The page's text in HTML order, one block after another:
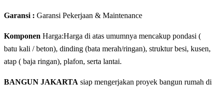
Garansi : Garansi Pekerjaan & Maintenance
Komponen Harga:Harga di atas umumnya mencakup pondasi (
batu kali / beton), dinding (bata merah/ringan), struktur besi, kusen,
atap ( baja ringan), plafon, serta lantai.
BANGUN JAKARTA siap mengerjakan proyek bangun rumah di